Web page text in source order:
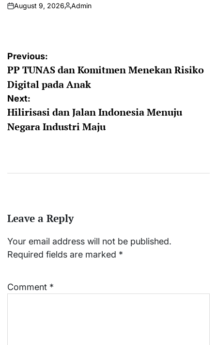
on
August 9, 2026
Posted
Admin
Post
navigation
Previous:
PP TUNAS dan Komitmen Menekan Risiko
Digital pada Anak
Next:
Hilirisasi dan Jalan Indonesia Menuju
Negara Industri Maju
Leave a Reply
Your email address will not be published.
Required fields are marked *
Comment *